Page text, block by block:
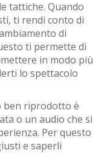
tattiche. Quando
ti rendi conto di
di
ti permette di
in modo più
lo spettacolo
ben riprodotto è
o un audio che si
Per questo
e saperli